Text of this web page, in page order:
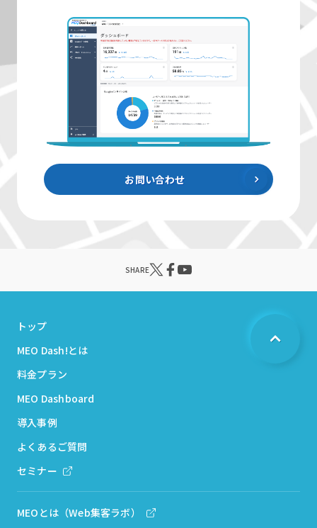
お問い合わせ
SHARE
トップ
MEO Dash!とは
料金プラン
MEO Dashboard
導入事例
よくあるご質問
セミナー
MEOとは（Web集客ラボ）